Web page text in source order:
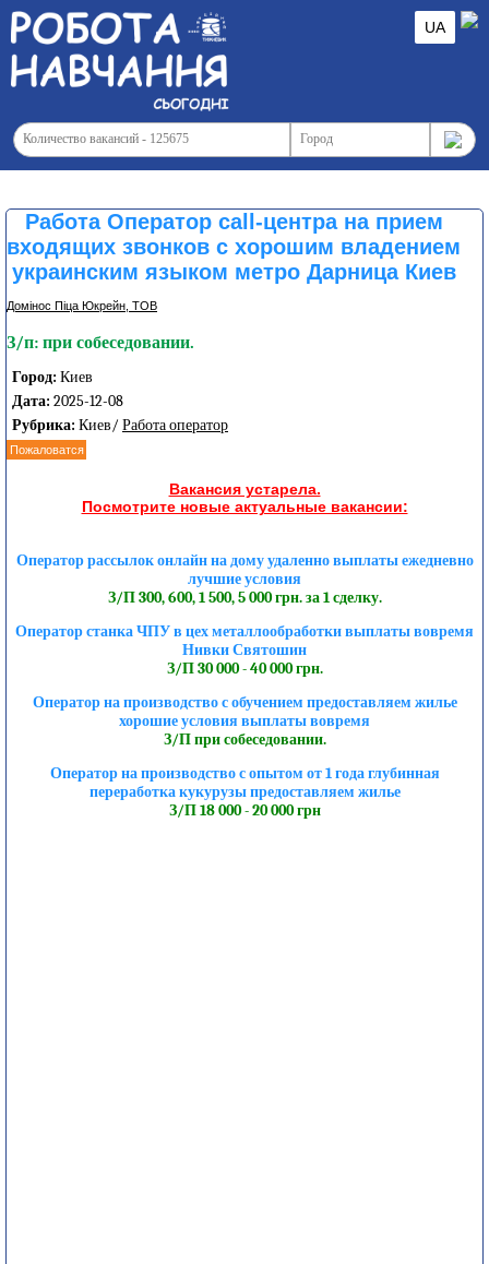
UA
Работа Оператор call-центра на прием
входящих звонков с хорошим владением
украинским языком метро Дарница Киев
Домінос Піца Юкрейн, ТОВ
З/п: при собеседовании.
Город: Киев
Дата: 2025-12-08
Рубрика: Киев/ Работа оператор
Пожаловатся
Вакансия устарела.
Посмотрите новые актуальные вакансии:
Оператор рассылок онлайн на дому удаленно выплаты ежедневно
лучшие условия
З/П 300, 600, 1 500, 5 000 грн. за 1 сделку.
Оператор станка ЧПУ в цех металлообработки выплаты вовремя
Нивки Святошин
З/П 30 000 - 40 000 грн.
Оператор на производство с обучением предоставляем жилье
хорошие условия выплаты вовремя
З/П при собеседовании.
Оператор на производство с опытом от 1 года глубинная
переработка кукурузы предоставляем жилье
З/П 18 000 - 20 000 грн